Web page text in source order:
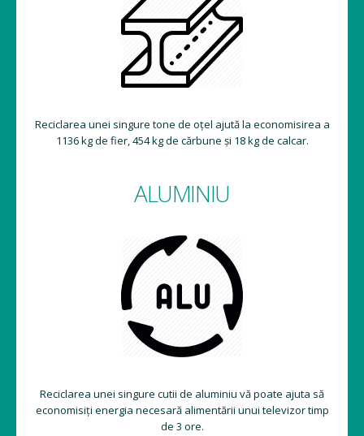
Reciclarea unei singure tone de oțel ajută la economisirea a
1136 kg de fier, 454 kg de cărbune și 18 kg de calcar.
ALUMINIU
Reciclarea unei singure cutii de aluminiu vă poate ajuta să
economisiți energia necesară alimentării unui televizor timp
de 3 ore.